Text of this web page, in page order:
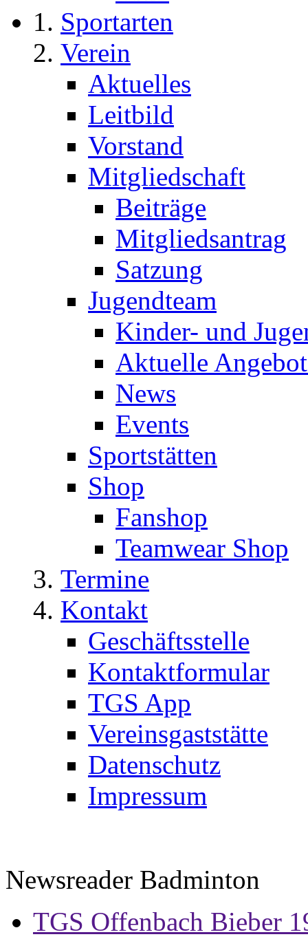
Sportarten
Verein
Aktuelles
Leitbild
Vorstand
Mitgliedschaft
Beiträge
Mitgliedsantrag
Satzung
Jugendteam
Kinder- und
Aktuelle
News
Events
Sportstätten
Shop
Fanshop
Teamwear Shop
Termine
Kontakt
Geschäftsstelle
Kontaktformular
TGS App
Vereinsgaststätte
Datenschutz
Impressum
Newsreader Badminton
TGS Offenbach Bieber